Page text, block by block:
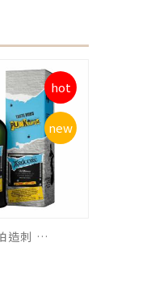
hot
new
Ardcore雅柏造刺 (限量版 )